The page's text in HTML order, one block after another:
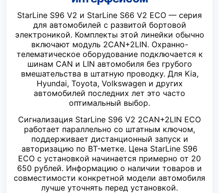
StarLine S96 V2 и StarLine S66 V2 ECO — серия
для автомобилей с развитой бортовой
электроникой. Комплекты этой линейки обычно
включают модуль 2CAN+2LIN. Охранно-
телематическое оборудование подключается к
шинам CAN и LIN автомобиля без грубого
вмешательства в штатную проводку. Для Kia,
Hyundai, Toyota, Volkswagen и других
автомобилей последних лет это часто
оптимальный выбор.
Сигнализация StarLine S96 V2 2CAN+2LIN ECO
работает параллельно со штатным ключом,
поддерживает дистанционный запуск и
авторизацию по BT-метке. Цена StarLine S96
ECO с установкой начинается примерно от 20
650 рублей. Информацию о наличии товаров и
совместимости конкретной модели автомобиля
лучше уточнять перед установкой.